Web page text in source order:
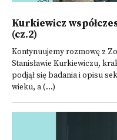
Kurkiewicz
(cz.2)
Kontynuujemy rozmowę z
Stanisławie Kurkiewiczu,
podjął się badania i opisu
wieku, a (...)